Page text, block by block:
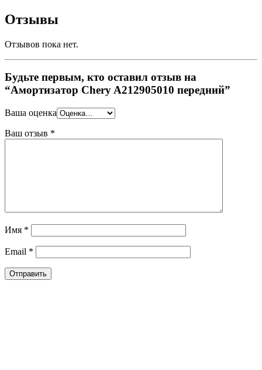
Отзывы
Отзывов пока нет.
Будьте первым, кто оставил отзыв на
“Амортизатор Chery A212905010 передний”
Ваша оценка
Ваш отзыв *
Имя *
Email *